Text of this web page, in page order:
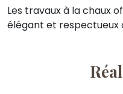
Les travaux à la chaux
élégant et respectueux